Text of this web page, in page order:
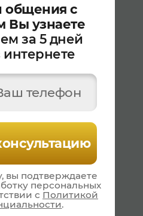
общения с
Вы узнаете
за 5 дней
интернете
телефон
вы подтверждаете
персональных
с Политикой
.